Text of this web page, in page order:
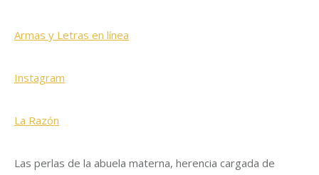
Armas y Letras en línea
Instagram
La Razón
Las perlas de la abuela materna, herencia cargada de